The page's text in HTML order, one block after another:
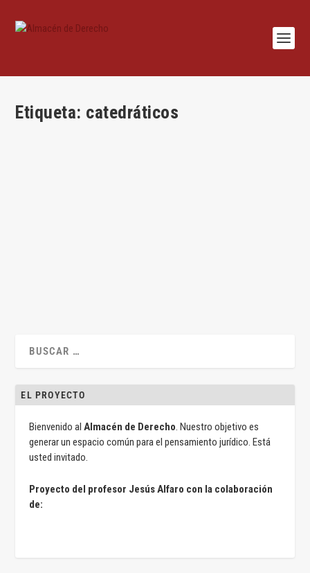
Etiqueta: catedráticos
EL PROYECTO
Bienvenido alAlmacén de Derecho. Nuestro objetivo es
generar un espacio común para el pensamiento jurídico. Está
usted invitado.
Proyecto del profesor Jesús Alfaro con la colaboración
de: